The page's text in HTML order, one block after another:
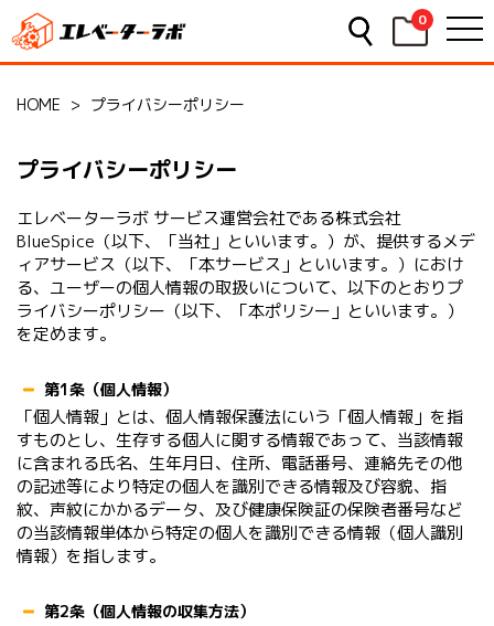
0
HOME > プライバシーポリシー
プライバシーポリシー
エレベーターラボ サービス運営会社である株式会社
BlueSpice（以下、「当社」といいます。）が、提供するメデ
ィアサービス（以下、「本サービス」といいます。）におけ
る、ユーザーの個人情報の取扱いについて、以下のとおりプ
ライバシーポリシー（以下、「本ポリシー」といいます。）
を定めます。
第1条（個人情報）
「個人情報」とは、個人情報保護法にいう「個人情報」を指
すものとし、生存する個人に関する情報であって、当該情報
に含まれる氏名、生年月日、住所、電話番号、連絡先その他
の記述等により特定の個人を識別できる情報及び容貌、指
紋、声紋にかかるデータ、及び健康保険証の保険者番号など
の当該情報単体から特定の個人を識別できる情報（個人識別
情報）を指します。
第2条（個人情報の収集方法）